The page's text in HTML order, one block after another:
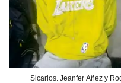
Sicarios. Jeanfer Añez y